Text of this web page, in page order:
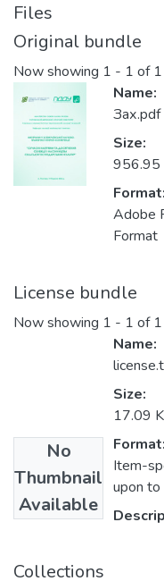
Files
Original bundle
Now showing 1 - 1 of 1
Name:
Зах.pdf
Size:
956.95
Format:
Adobe
Format
License bundle
Now showing 1 - 1 of 1
No
Thumbnail
Available
Name:
Size:
17.09
Format:
Item-
upon to
Collections